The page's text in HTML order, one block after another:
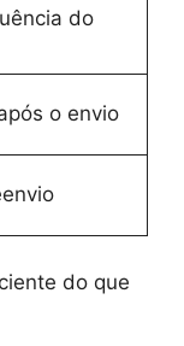
do
o envio
do que